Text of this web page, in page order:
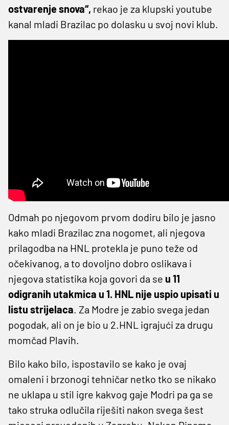
ostvarenje snova“, rekao je za klupski youtube
kanal mladi Brazilac po dolasku u svoj novi klub.
Odmah po njegovom prvom dodiru bilo je jasno
kako mladi Brazilac zna nogomet, ali njegova
prilagodba na HNL protekla je puno teže od
očekivanog, a to dovoljno dobro oslikava i
njegova statistika koja govori da se u 11
odigranih utakmica u 1. HNL nije uspio upisati u
listu strijelaca. Za Modre je zabio svega jedan
pogodak, ali on je bio u 2.HNL igrajući za drugu
momčad Plavih.
Bilo kako bilo, ispostavilo se kako je ovaj
omaleni i brzonogi tehničar netko tko se nikako
ne uklapa u stil igre kakvog gaje Modri pa ga se
tako struka odlučila riješiti nakon svega šest